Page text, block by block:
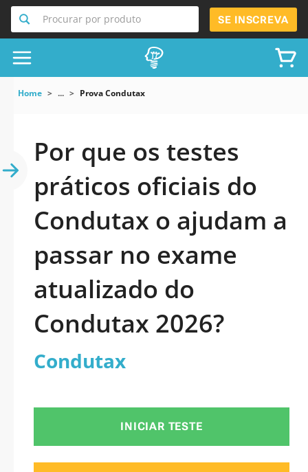
Procurar por produto SE INSCREVA
Home ... Prova Condutax
Por que os testes
práticos oficiais do
Condutax o ajudam a
passar no exame
atualizado do
Condutax 2026?
Condutax
INICIAR TESTE